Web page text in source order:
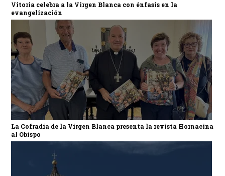
Vitoria celebra a la Virgen Blanca con énfasis en la
evangelización
La Cofradía de la Virgen Blanca presenta la revista Hornacina
al Obispo